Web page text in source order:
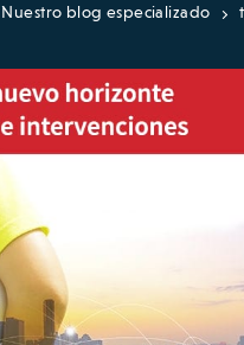
Nuestro blog especializado